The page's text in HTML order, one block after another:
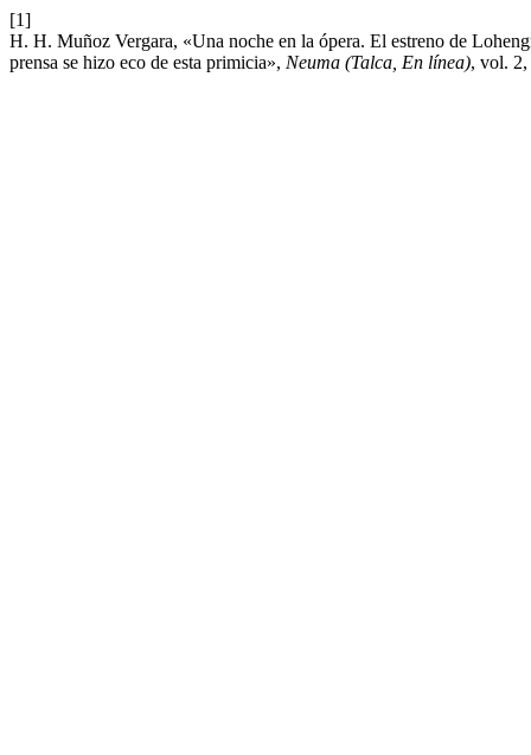
[1]
H. H. Muñoz Vergara, «Una noche en la ópera. El estreno de
prensa se hizo eco de esta primicia», Neuma (Talca, En línea), vol.